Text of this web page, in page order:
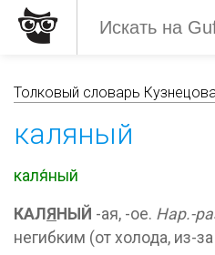
Толковый словарь
каляный
каля́ный
КАЛ Я НЫЙ -ая, -ое. Нар.-
негибким (от холода, из-